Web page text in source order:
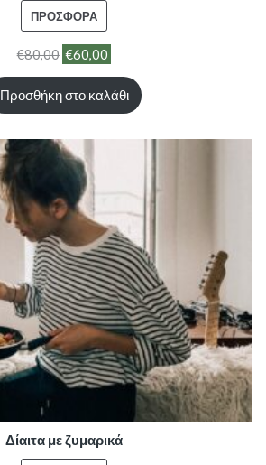
ΠΡΟΣΦΟΡΆΠΡΟΪΌΝ
ΠΡΟΣΦΟΡΆ
€80,00 €60,00
Προσθήκη στο καλάθι
Δίαιτα με ζυμαρικά